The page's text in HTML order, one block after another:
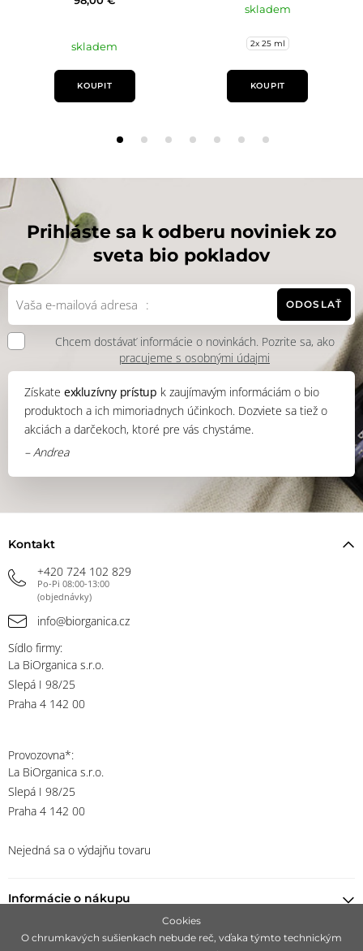
skladem
KOUPIT
skladem
2x 25 ml
KOUPIT
Prihláste sa k odberu noviniek zo
sveta bio pokladov
ODOSLAŤ
Chcem dostávať informácie o novinkách. Pozrite sa, ako
pracujeme s osobnými údajmi
Získateexkluzívny prístup k zaujímavým informáciám o bio
produktoch a ich mimoriadnych účinkoch. Dozviete sa tiež o
akciách a darčekoch, ktoré pre vás chystáme.
– Andrea
Kontakt
+420 724 102 829
Po-Pi 08:00-13:00
(objednávky)
info@biorganica.cz
Sídlo firmy:
La BiOrganica s.r.o.
Slepá I 98/25
Praha 4 142 00
Provozovna*:
La BiOrganica s.r.o.
Slepá I 98/25
Praha 4 142 00
Nejedná sa o výdajňu tovaru
Informácie o nákupu
Nájsť predajcu
Cookies
O chrumkavých sušienkach nebude reč, vďaka týmto technickým